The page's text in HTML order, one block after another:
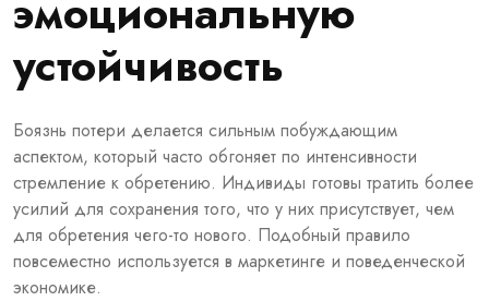
эмоциональную
устойчивость
Боязнь потери делается сильным побуждающим
аспектом, который часто обгоняет по интенсивности
стремление к обретению. Индивиды готовы тратить более
усилий для сохранения того, что у них присутствует, чем
для обретения чего-то нового. Подобный правило
повсеместно используется в маркетинге и поведенческой
экономике.